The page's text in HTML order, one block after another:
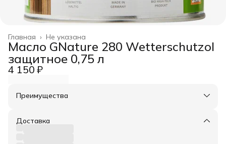
Не указана
Главная ›
Масло GNature 280 Wetterschutzol
защитное 0,75 л
4 150 ₽
Преимущества
Оплата частями в Сплит
Удобный возврат
Доставка